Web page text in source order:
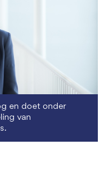
en doet onder
van